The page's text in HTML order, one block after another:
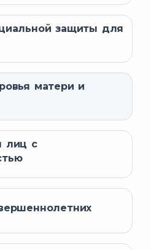
защиты для
матери и
лиц с